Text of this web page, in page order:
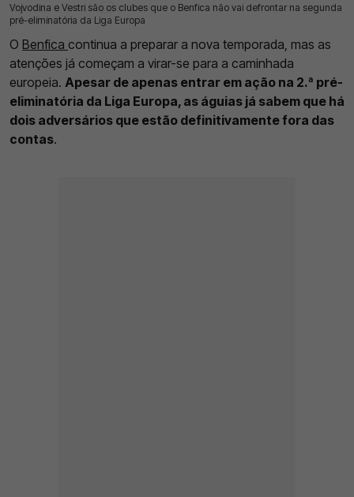
Vojvodina e Vestri são os clubes que o Benfica não vai defrontar na segunda
pré-eliminatória da Liga Europa
16 Jun 2026 | 17:02 | 0
O Benfica continua a preparar a nova temporada, mas as
atenções já começam a virar-se para a caminhada
europeia. Apesar de apenas entrar em ação na 2.ª pré-
eliminatória da Liga Europa, as águias já sabem que há
dois adversários que estão definitivamente fora das
contas.